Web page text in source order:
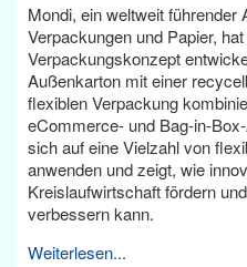
Mondi, ein weltweit führender
Verpackungen und Papier,
Verpackungskonzept
Außenkarton mit einer
flexiblen Verpackung
eCommerce- und Bag-in-
sich auf eine Vielzahl von
anwenden und zeigt, wie
Kreislaufwirtschaft fördern
verbessern kann.
Weiterlesen...